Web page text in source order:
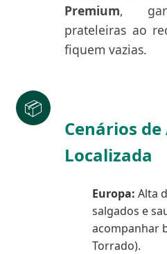
Premium,
prateleiras ao
fiquem vazias.
📦
Cenários
Localizada
Europa: Alta
salgados e
acompanhar
Torrado).